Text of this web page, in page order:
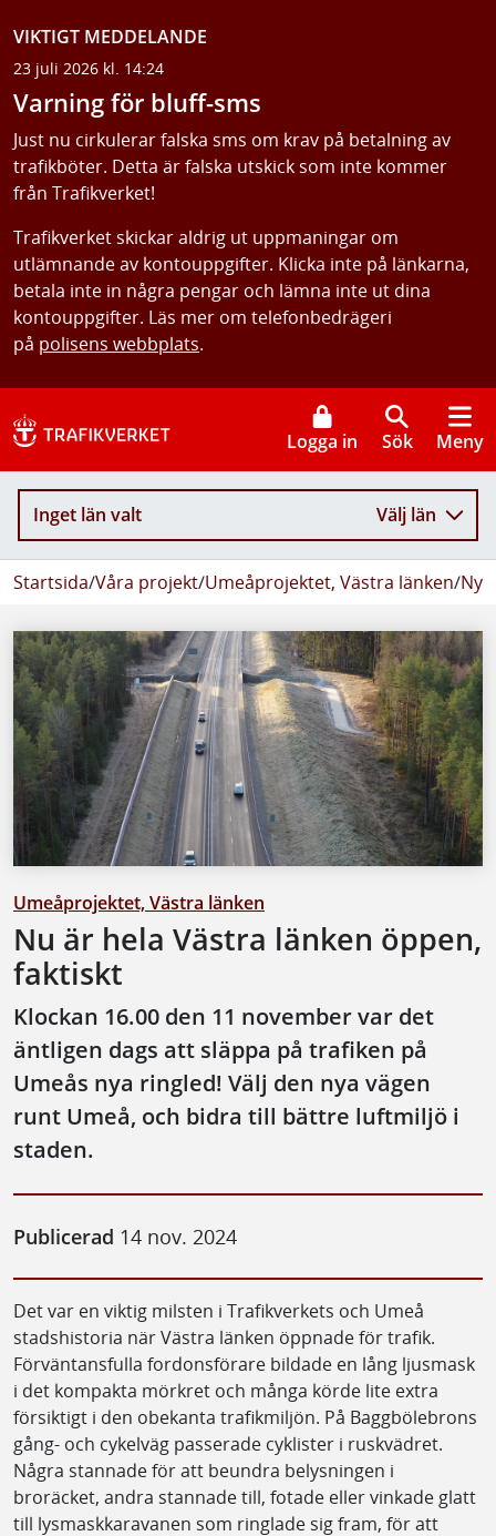
VIKTIGT MEDDELANDE
23 juli 2026 kl. 14:24
Varning för bluff-sms
Just nu cirkulerar falska sms om krav på betalning av
trafikböter. Detta är falska utskick som inte kommer
från Trafikverket!
Trafikverket skickar aldrig ut uppmaningar om
utlämnande av kontouppgifter. Klicka inte på länkarna,
betala inte in några pengar och lämna inte ut dina
kontouppgifter. Läs mer om telefonbedrägeri
på polisens webbplats.
Logga in Sök Meny
Inget län valt Välj län
Startsida/Våra projekt/Umeåprojektet, Västra länken/
Umeåprojektet, Västra länken
Nu är hela Västra länken öppen,
faktiskt
Klockan 16.00 den 11 november var det
äntligen dags att släppa på trafiken på
Umeås nya ringled! Välj den nya vägen
runt Umeå, och bidra till bättre luftmiljö i
staden.
Publicerad 14 nov. 2024
Det var en viktig milsten i Trafikverkets och Umeå
stadshistoria när Västra länken öppnade för trafik.
Förväntansfulla fordonsförare bildade en lång ljusmask
i det kompakta mörkret och många körde lite extra
försiktigt i den obekanta trafikmiljön. På Baggbölebrons
gång- och cykelväg passerade cyklister i ruskvädret.
Några stannade för att beundra belysningen i
broräcket, andra stannade till, fotade eller vinkade glatt
till lysmaskkaravanen som ringlade sig fram, för att